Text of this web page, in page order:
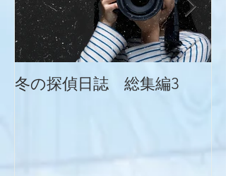
冬の探偵日誌 総集編3